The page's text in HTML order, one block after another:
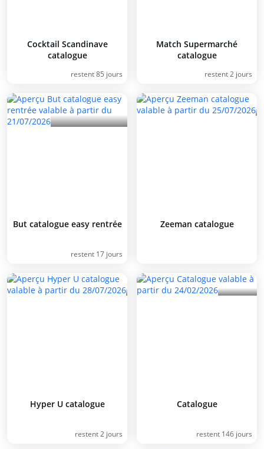
Cocktail Scandinave
catalogue
restent 85 jours
Match Supermarché
catalogue
restent 2 jours
But catalogue easy rentrée
restent 17 jours
Zeeman catalogue
Hyper U catalogue
restent 2 jours
Catalogue
restent 146 jours